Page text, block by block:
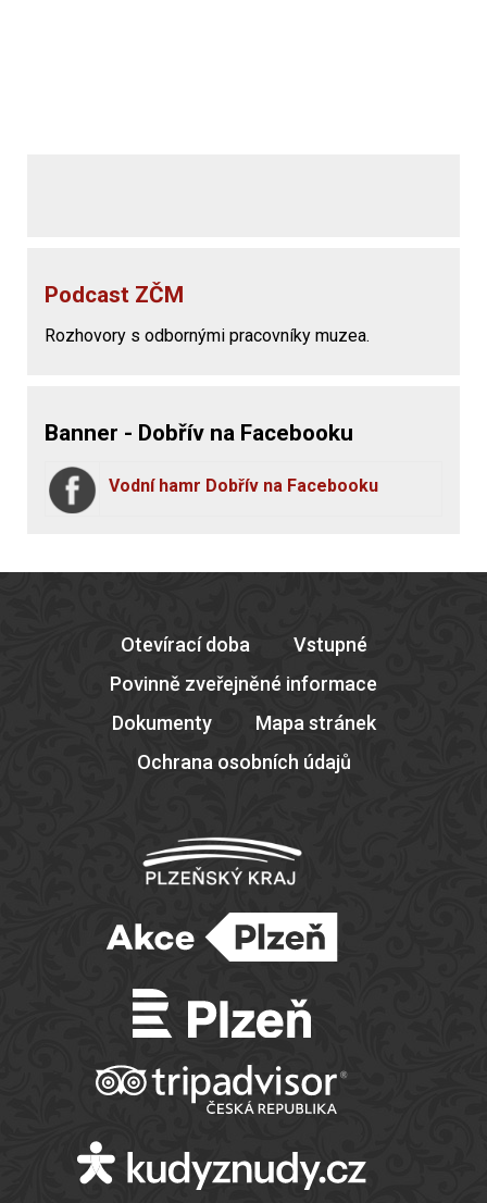
Podcast ZČM
Rozhovory s odbornými pracovníky muzea.
Banner - Dobřív na Facebooku
Vodní hamr Dobřív na Facebooku
Otevírací doba
Vstupné
Povinně zveřejněné informace
Dokumenty
Mapa stránek
Ochrana osobních údajů